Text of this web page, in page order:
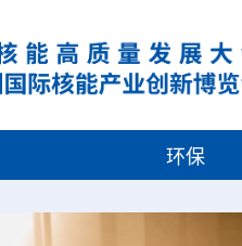
环保